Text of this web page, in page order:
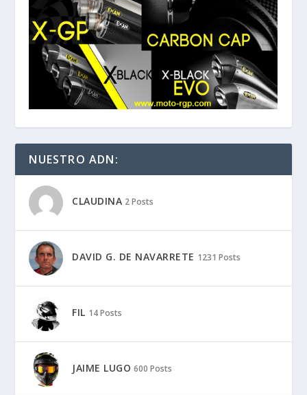
NUESTRO ADN:
CLAUDINA 2 Posts
DAVID G. DE NAVARRETE 1231 Posts
FIL 14 Posts
JAIME LUGO 600 Posts